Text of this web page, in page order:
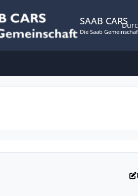
SAAB CARS
Die Saab